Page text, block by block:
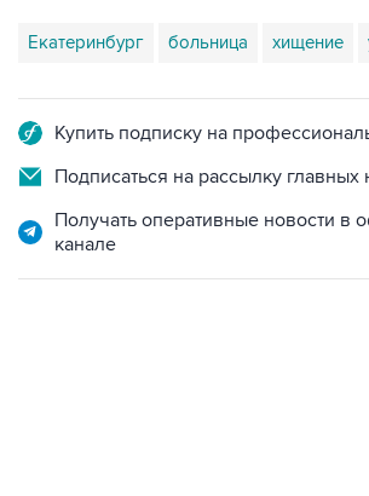
Екатеринбург больница хищение
Купить подписку на
Подписаться на рассылку главных
Получать оперативные новости в
канале